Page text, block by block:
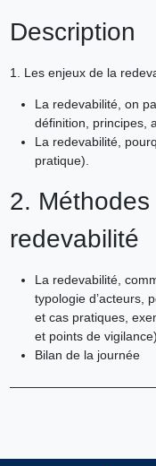
Description
1. Les enjeux de la
La redevabilité, on
définition, principes,
La redevabilité,
pratique).
2.
redevabilité
La redevabilité,
typologie d’acteurs,
et cas pratiques,
et points de
Bilan de la journée